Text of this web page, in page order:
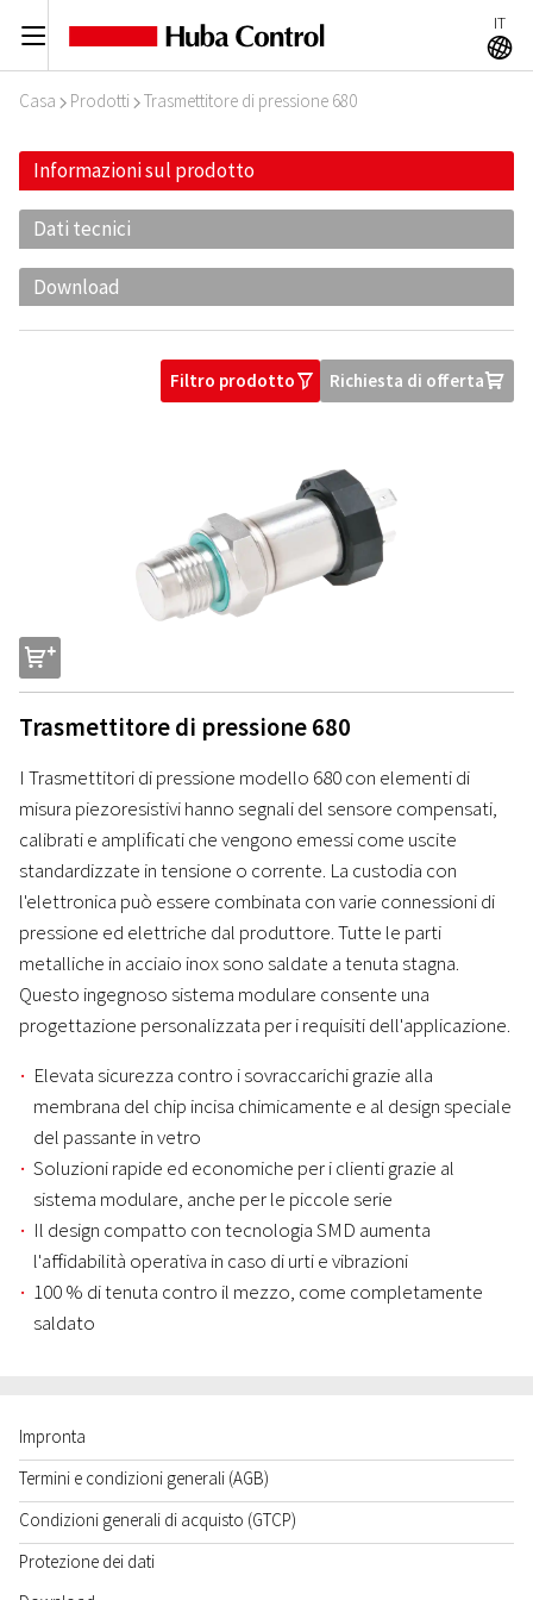
C IT
A
Casa I Prodotti I Trasmettitore di pressione 680
Informazioni sul prodotto
Dati tecnici
Download
Filtro prodottoO Richiesta di offertaU
s
Trasmettitore di pressione 680
I Trasmettitori di pressione modello 680 con elementi di
misura piezoresistivi hanno segnali del sensore compensati,
calibrati e amplificati che vengono emessi come uscite
standardizzate in tensione o corrente. La custodia con
l'elettronica può essere combinata con varie connessioni di
pressione ed elettriche dal produttore. Tutte le parti
metalliche in acciaio inox sono saldate a tenuta stagna.
Questo ingegnoso sistema modulare consente una
progettazione personalizzata per i requisiti dell'applicazione.
Elevata sicurezza contro i sovraccarichi grazie alla
membrana del chip incisa chimicamente e al design speciale
del passante in vetro
Soluzioni rapide ed economiche per i clienti grazie al
sistema modulare, anche per le piccole serie
Il design compatto con tecnologia SMD aumenta
l'affidabilità operativa in caso di urti e vibrazioni
100 % di tenuta contro il mezzo, come completamente
saldato
Impronta
Termini e condizioni generali (AGB)
Condizioni generali di acquisto (GTCP)
Protezione dei dati